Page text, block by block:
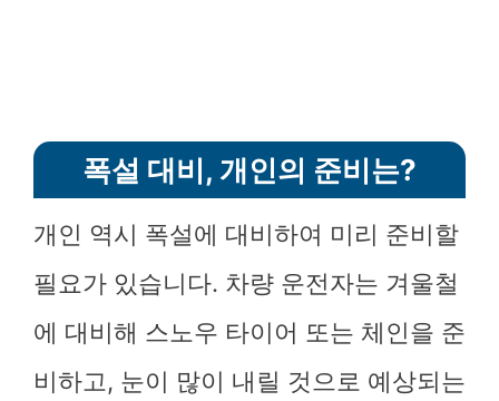
폭설 대비, 개인의 준비는?
개인 역시 폭설에 대비하여 미리 준비할
필요가 있습니다. 차량 운전자는 겨울철
에 대비해 스노우 타이어 또는 체인을 준
비하고, 눈이 많이 내릴 것으로 예상되는